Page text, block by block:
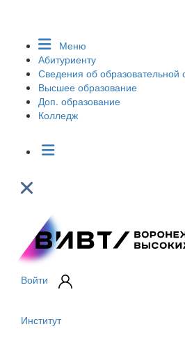
Меню
Абитуриенту
Сведения об образовательной
Высшее образование
Доп. образование
Колледж
Войти
Институт